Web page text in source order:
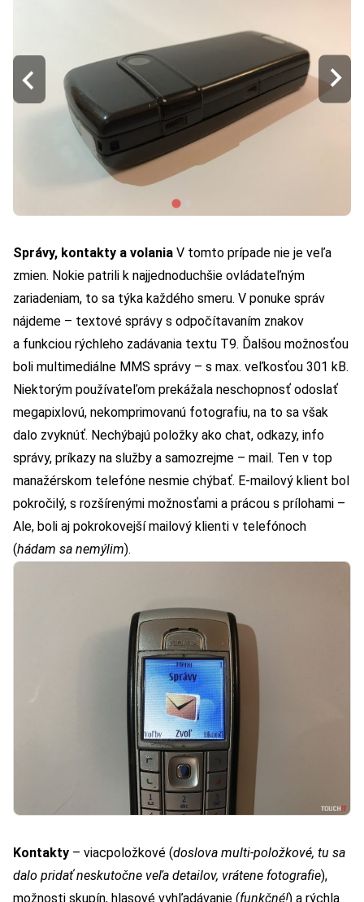
Správy, kontakty a volania V tomto prípade nie je veľa
zmien. Nokie patrili k najjednoduchšie ovládateľným
zariadeniam, to sa týka každého smeru. V ponuke správ
nájdeme – textové správy s odpočítavaním znakov
a funkciou rýchleho zadávania textu T9. Ďalšou možnosťou
boli multimediálne MMS správy – s max. veľkosťou 301 kB.
Niektorým používateľom prekážala neschopnosť odoslať
megapixlovú, nekomprimovanú fotografiu, na to sa však
dalo zvyknúť. Nechýbajú položky ako chat, odkazy, info
správy, príkazy na služby a samozrejme – mail. Ten v top
manažérskom telefóne nesmie chýbať. E-mailový klient bol
pokročilý, s rozšírenými možnosťami a prácou s prílohami –
Ale, boli aj pokrokovejší mailový klienti v telefónoch
(hádam sa nemýlim).
Kontakty – viacpoložkové (doslova multi-položkové, tu sa
dalo pridať neskutočne veľa detailov, vrátene fotografie),
možnosti skupín, hlasové vyhľadávanie (funkčné!) a rýchla